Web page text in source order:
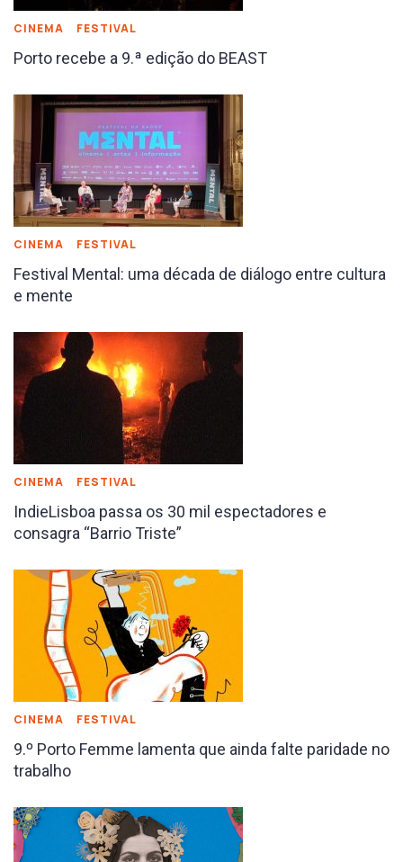
CINEMA FESTIVAL
Porto recebe a 9.ª edição do BEAST
CINEMA FESTIVAL
Festival Mental: uma década de diálogo entre cultura
e mente
CINEMA FESTIVAL
IndieLisboa passa os 30 mil espectadores e
consagra “Barrio Triste”
CINEMA FESTIVAL
9.º Porto Femme lamenta que ainda falte paridade no
trabalho